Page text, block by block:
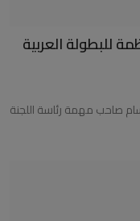
للبطولة العربية
صاحب مهمة رئاسة اللجنة